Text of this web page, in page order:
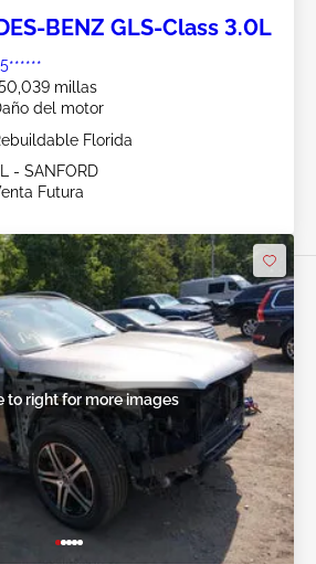
BENZ GLS-Class 3.0L
millas
del motor
Florida
- SANFORD
Futura
to right for more images